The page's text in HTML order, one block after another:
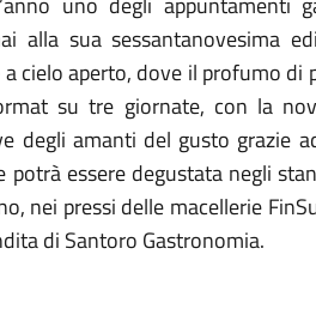
alla sua sessantanovesima
cielo aperto, dove il profumo
su tre giornate, con la
degli amanti del gusto grazie
potrà essere degustata negli
nei pressi delle macellerie
di Santoro Gastronomia.